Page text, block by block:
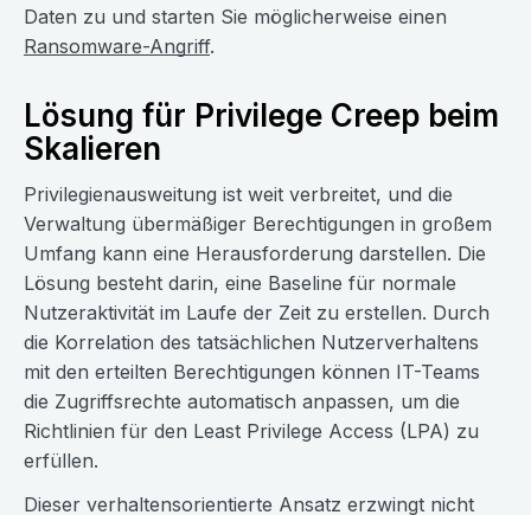
Daten zu und starten Sie möglicherweise einen
Ransomware-Angriff.
Lösung für Privilege Creep beim
Skalieren
Privilegienausweitung ist weit verbreitet, und die
Verwaltung übermäßiger Berechtigungen in großem
Umfang kann eine Herausforderung darstellen. Die
Lösung besteht darin, eine Baseline für normale
Nutzeraktivität im Laufe der Zeit zu erstellen. Durch
die Korrelation des tatsächlichen Nutzerverhaltens
mit den erteilten Berechtigungen können IT-Teams
die Zugriffsrechte automatisch anpassen, um die
Richtlinien für den Least Privilege Access (LPA) zu
erfüllen.
Dieser verhaltensorientierte Ansatz erzwingt nicht